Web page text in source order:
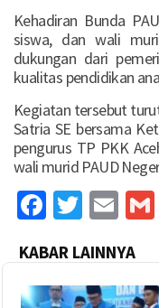
Kehadiran Bunda
siswa, dan wali
dukungan dari
kualitas pendidikan
Kegiatan tersebut
Satria SE bersama
pengurus TP PKK
wali murid PAUD
Facebook
KABAR LAINNYA